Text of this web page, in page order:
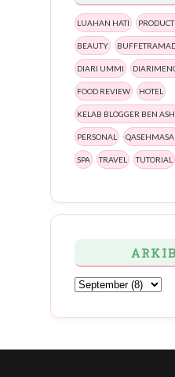
LUAHAN HATI
BEAUTY
DIARI UMMI
FOOD REVIEW HOTEL
KELAB BLOGGER BEN
PERSONAL
SPA TRAVEL TUTORIAL